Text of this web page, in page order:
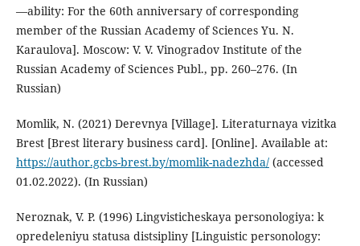
—ability: For the 60th anniversary of corresponding
member of the Russian Academy of Sciences Yu. N.
Karaulova]. Moscow: V. V. Vinogradov Institute of the
Russian Academy of Sciences Publ., pp. 260–276. (In
Russian)
Momlik, N. (2021) Derevnya [Village]. Literaturnaya vizitka
Brest [Brest literary business card]. [Online]. Available at:
https://author.gcbs-brest.by/momlik-nadezhda/(accessed
01.02.2022). (In Russian)
Neroznak, V. P. (1996) Lingvisticheskaya personologiya: k
opredeleniyu statusa distsipliny [Linguistic personology: